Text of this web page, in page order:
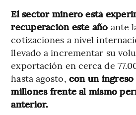
El sector minero está
recuperación este año ante
cotizaciones a nivel
llevado a incrementar su
exportación en cerca de
hasta agosto, con un ingreso
millones frente al mismo
anterior.